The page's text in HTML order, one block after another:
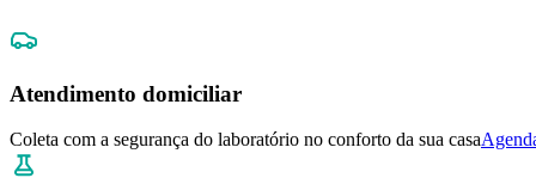
Atendimento domiciliar
Coleta com a segurança do laboratório no conforto da sua casa